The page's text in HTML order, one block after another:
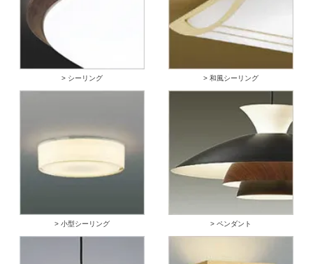
> シーリング > 和風シーリング
> 小型シーリング > ペンダント